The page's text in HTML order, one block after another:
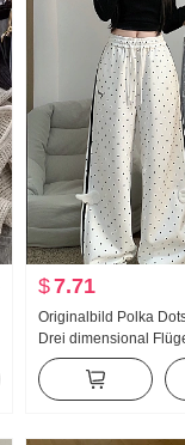
$7.71
Originalbild Polka
Drei dimensional
Hosen Damen Neu
Locker Gerade
Freizeithose